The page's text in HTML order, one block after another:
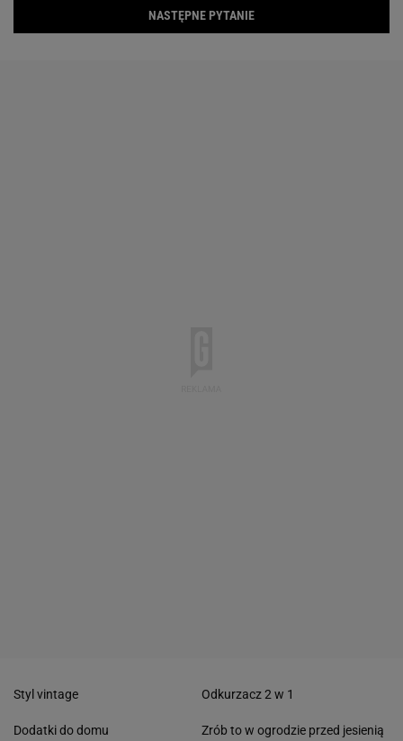
NASTĘPNE PYTANIE
Styl vintage
Dodatki do domu
Odkurzacz 2 w 1
Zrób to w ogrodzie przed jesienią